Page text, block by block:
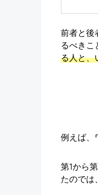
前者と後
るべきこ
る人と、
例えば、
第1から
たのでは